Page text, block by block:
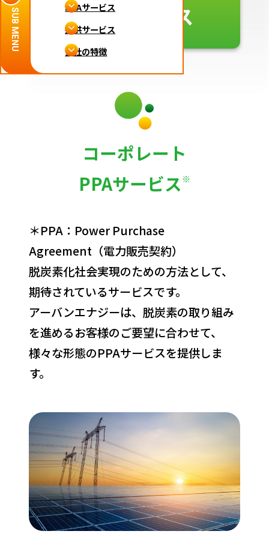
SUB MENU
PPAサービス
提供サービス
当社の特徴
PPAサービス
コーポレート
PPAサービス※
＊PPA：Power Purchase
Agreement（電力販売契約）
脱炭素化社会実現のための方法として、
期待されているサービスです。
アーバンエナジーは、脱炭素の取り組み
を進めるお客様のご要望に合わせて、
様々な形態のPPAサービスを提供しま
す。